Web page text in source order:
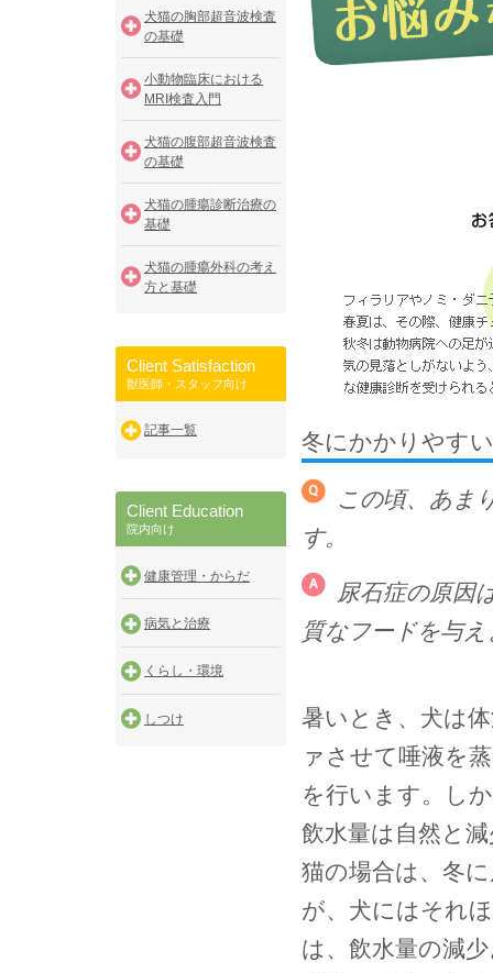
犬猫の胸部超音波検査
の基礎
小動物臨床における
MRI検査入門
犬猫の腹部超音波検査
の基礎
犬猫の腫瘍診断治療の
基礎
犬猫の腫瘍外科の考え
方と基礎
Client Satisfaction
獣医師・スタッフ向け
記事一覧
Client Education
院内向け
健康管理・からだ
病気と治療
くらし・環境
しつけ
冬にかかりやす
この頃、あま
す。
尿石症の原因
質なフードを与
暑いとき、犬は
ァさせて唾液を
を行います。し
飲水量は自然と
猫の場合は、冬
が、犬にはそれ
は、飲水量の減